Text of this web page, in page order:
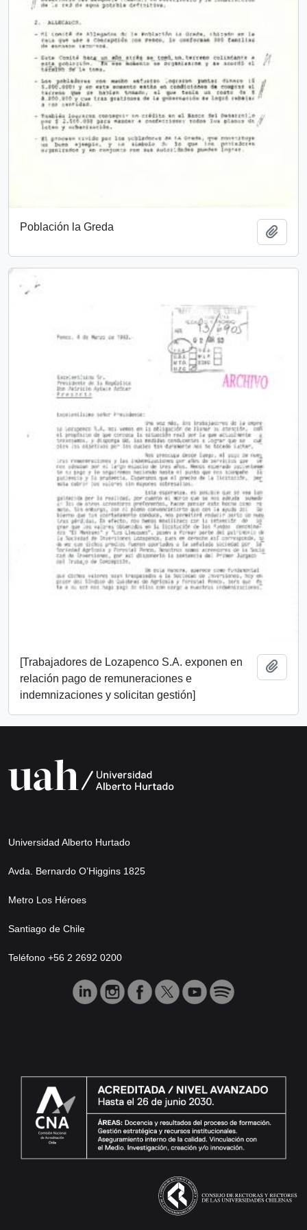
Población la Greda
[Trabajadores de Lozapenco S.A. exponen en
relación pago de remuneraciones e
indemnizaciones y solicitan gestión]
Universidad Alberto Hurtado
Avda. Bernardo O’Higgins 1825
Metro Los Héroes
Santiago de Chile
Teléfono +56 2 2692 0200